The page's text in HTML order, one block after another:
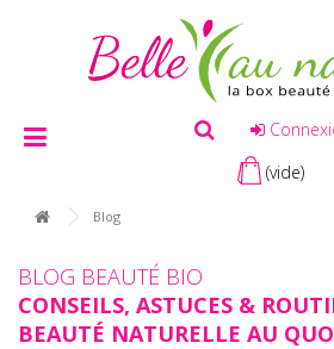
(vide)
Blog
BLOG BEAUTÉ BIO
CONSEILS, ASTUCES &
BEAUTÉ NATURELLE AU